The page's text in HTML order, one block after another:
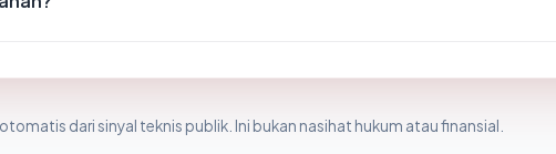
dari sinyal teknis publik. Ini bukan nasihat hukum atau finansial.